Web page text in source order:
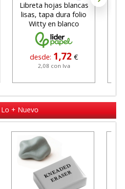
Libreta hojas blancas
lisas, tapa dura folio
Witty en blanco
desde: 1,72 €
2,08 con Iva
Lo + Nuevo